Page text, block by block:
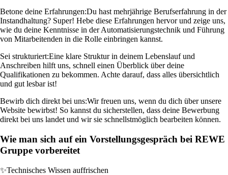
Betone deine Erfahrungen:Du hast mehrjährige Berufserfahrung in der
Instandhaltung? Super! Hebe diese Erfahrungen hervor und zeige uns,
wie du deine Kenntnisse in der Automatisierungstechnik und Führung
von Mitarbeitenden in die Rolle einbringen kannst.
Sei strukturiert:Eine klare Struktur in deinem Lebenslauf und
Anschreiben hilft uns, schnell einen Überblick über deine
Qualifikationen zu bekommen. Achte darauf, dass alles übersichtlich
und gut lesbar ist!
Bewirb dich direkt bei uns:Wir freuen uns, wenn du dich über unsere
Website bewirbst! So kannst du sicherstellen, dass deine Bewerbung
direkt bei uns landet und wir sie schnellstmöglich bearbeiten können.
Wie man sich auf ein Vorstellungsgespräch bei REWE
Gruppe vorbereitet
✨Technisches Wissen auffrischen